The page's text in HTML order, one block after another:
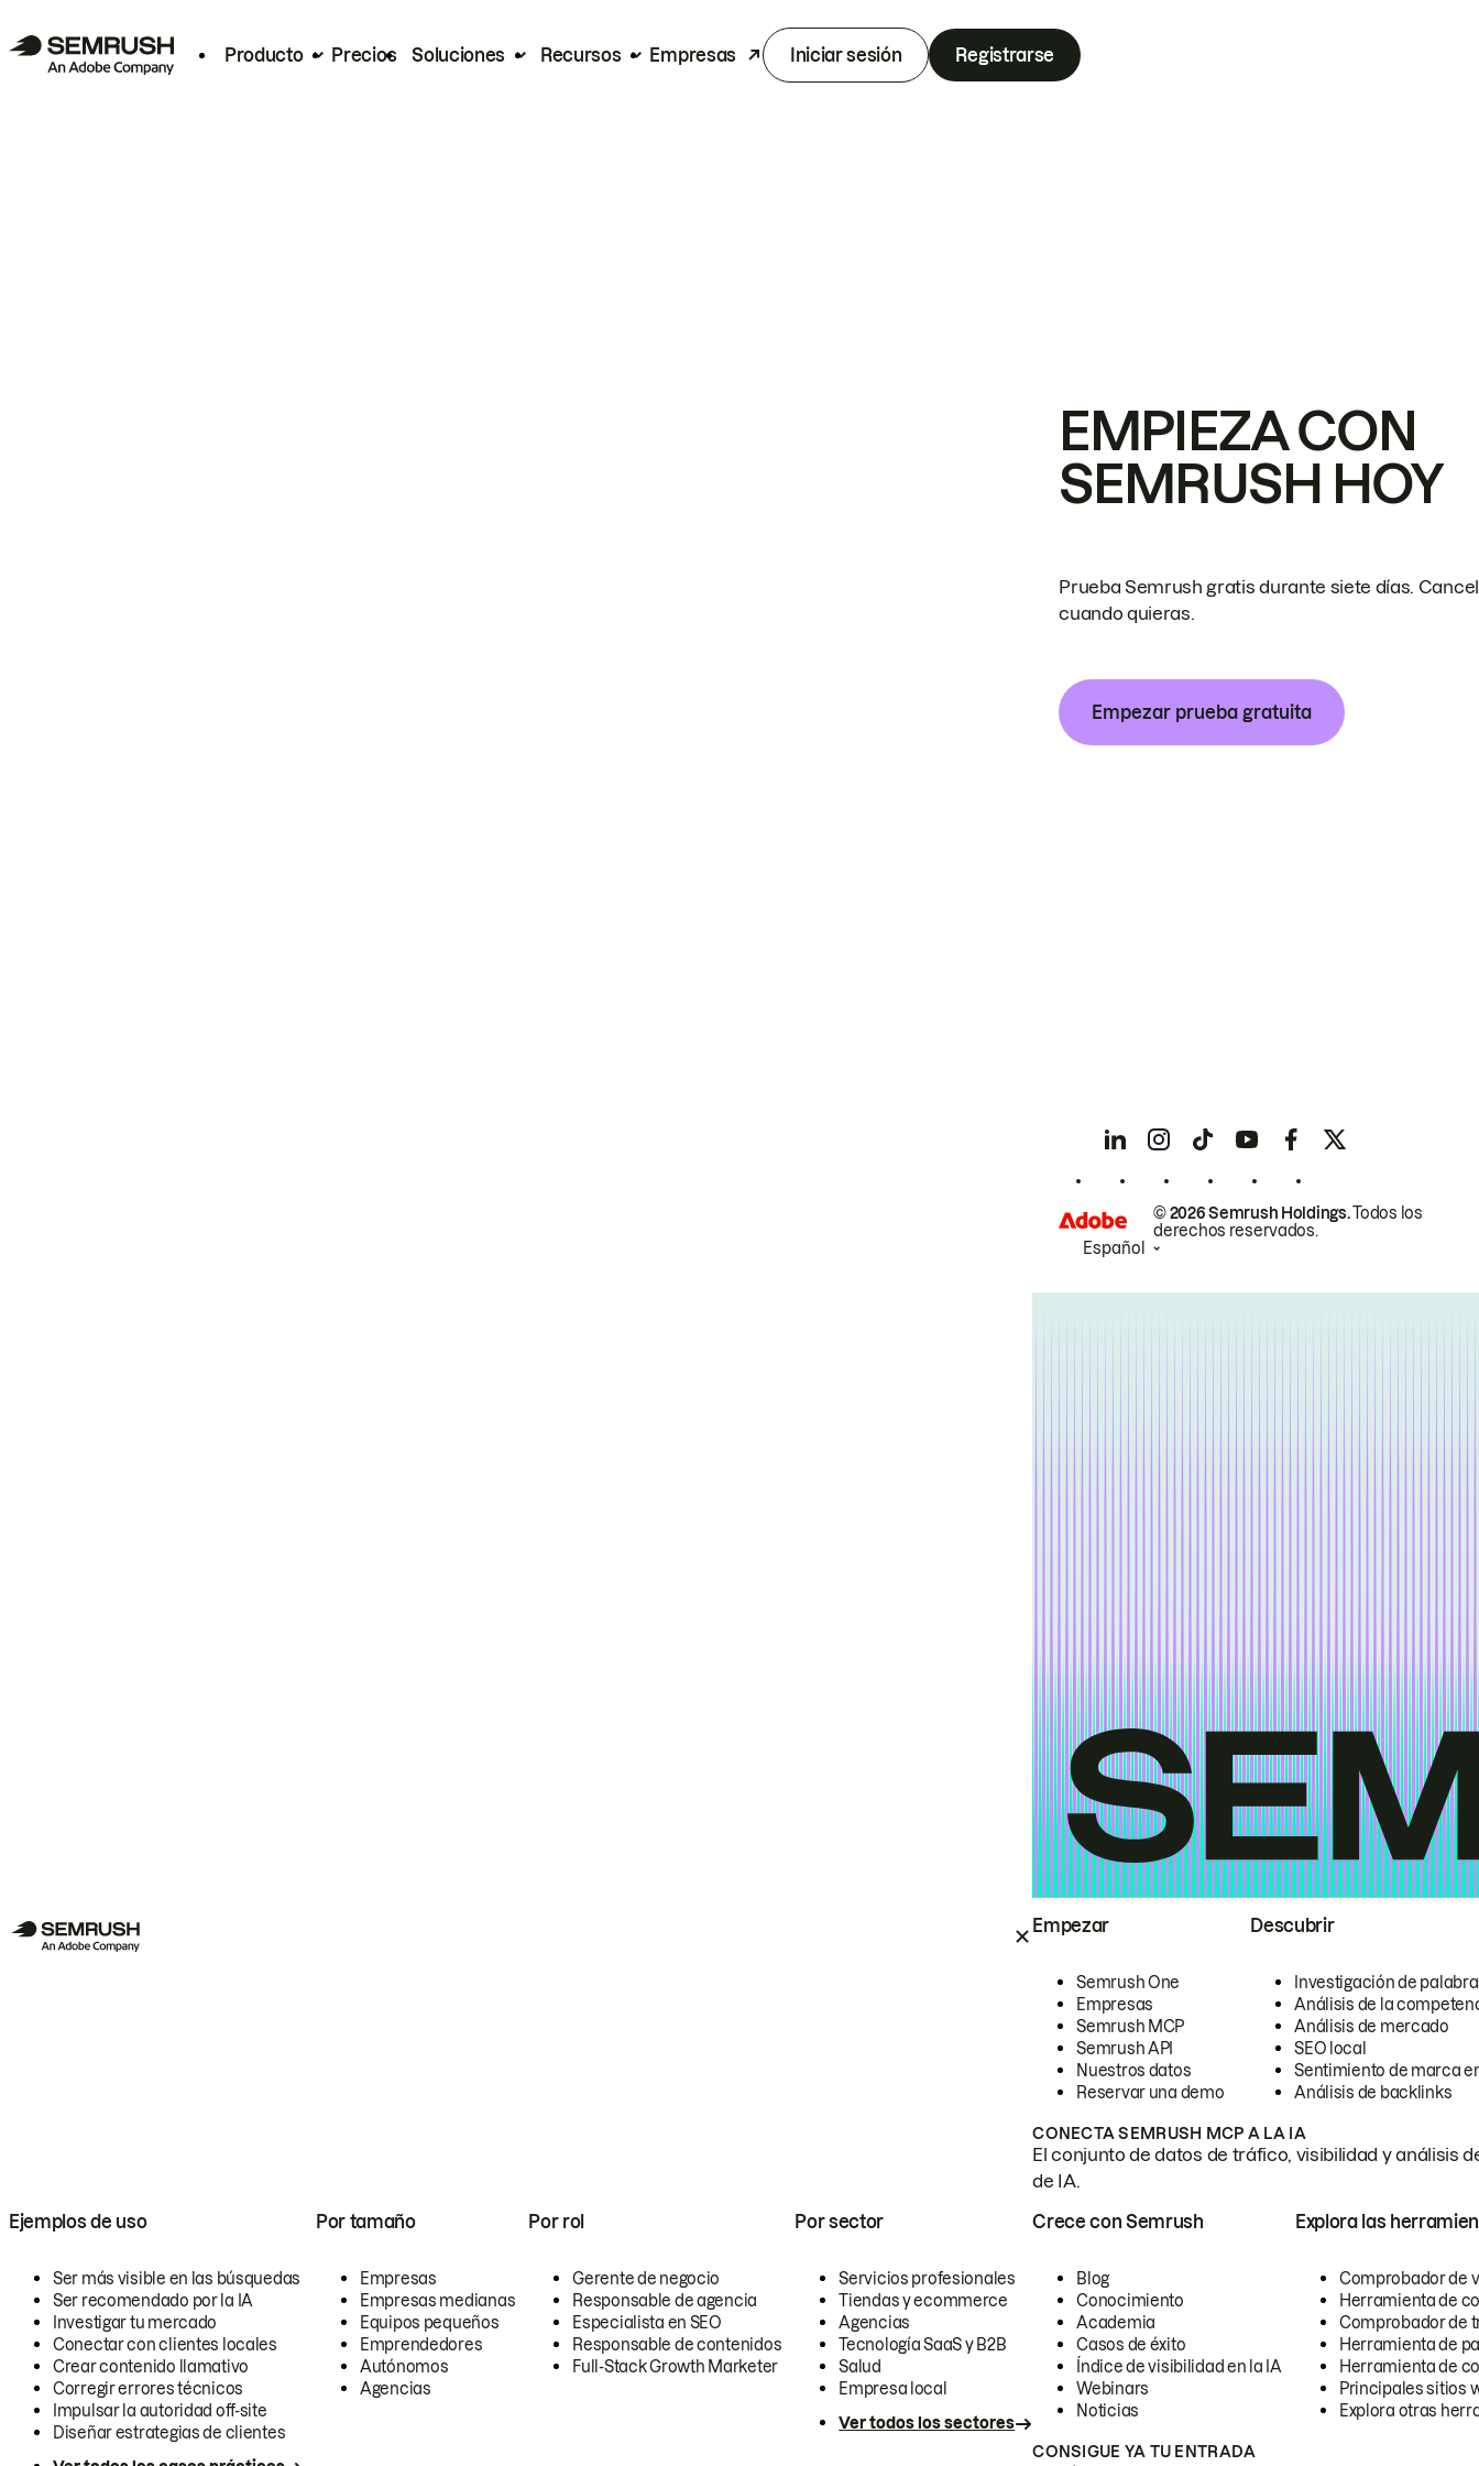
Producto Precios Soluciones Recursos Empresas Iniciar sesión Registrarse
Empezar
Semrush One
Empresas
Semrush MCP
Semrush API
Nuestros datos
Reservar una demo
Descubrir
Investigación de
Análisis de la
Análisis de mercado
SEO local
Sentimiento de marca
Análisis de backlinks
CONECTA SEMRUSH MCP A LA IA
El conjunto de datos de tráfico, visibilidad y análisis
de IA.
Ejemplos de uso
Ser más visible en las búsquedas
Ser recomendado por la IA
Investigar tu mercado
Conectar con clientes locales
Crear contenido llamativo
Corregir errores técnicos
Impulsar la autoridad off-site
Diseñar estrategias de clientes
Por tamaño
Empresas
Empresas medianas
Equipos pequeños
Emprendedores
Autónomos
Agencias
Por rol
Gerente de negocio
Responsable de agencia
Especialista en SEO
Responsable de contenidos
Full-Stack Growth Marketer
Por sector
Servicios profesionales
Tiendas y ecommerce
Agencias
Tecnología SaaS y B2B
Salud
Empresa local
Ver todos los sectores
Crece con Semrush
Blog
Conocimiento
Academia
Casos de éxito
Índice de visibilidad en la IA
Webinars
Noticias
Explora las
Comprobador de
Herramienta de
Comprobador de
Herramienta de
Herramienta de
Principales sitios
Explora otras
CONSIGUE YA TU ENTRADA
EMPIEZA CON
SEMRUSH HOY
Prueba Semrush gratis durante siete días.
cuando quieras.
Empezar prueba gratuita
© 2026 Semrush Holdings.Todos los
derechos reservados.
Español